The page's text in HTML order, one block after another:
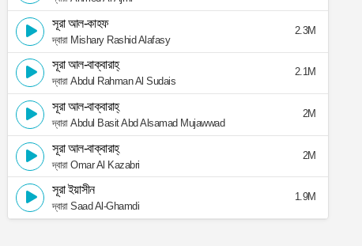
সূরা আল-কাহফ
দ্বারা Mishary Rashid Alafasy
2.3M
সূরা আল-বাক্বারাহ্
দ্বারা Abdul Rahman Al Sudais
2.1M
সূরা আল-বাক্বারাহ্
দ্বারা Abdul Basit Abd Alsamad Mujawwad
2M
সূরা আল-বাক্বারাহ্
দ্বারা Omar Al Kazabri
2M
সূরা ইয়াসীন
দ্বারা Saad Al-Ghamdi
1.9M